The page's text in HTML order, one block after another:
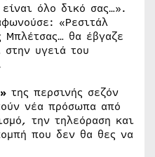
όλο δικό σας…».
«Ρεσιτάλ
Μπλέτσας… θα έβγαζε
υγειά του
» της περσινής σεζόν
νέα πρόσωπα από
την τηλεόραση και
που δεν θα θες να